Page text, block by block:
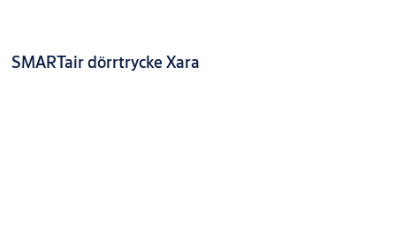
SMARTair dörrtrycke Xara